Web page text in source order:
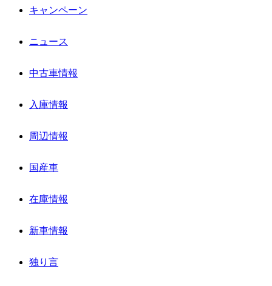
キャンペーン
ニュース
中古車情報
入庫情報
周辺情報
国産車
在庫情報
新車情報
独り言